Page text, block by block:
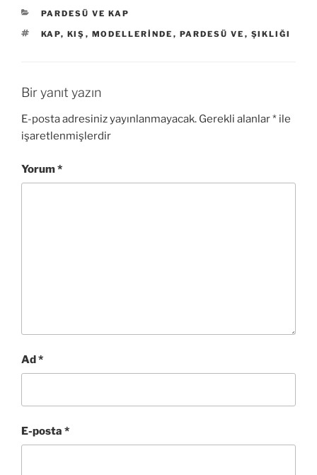
KATEGORILER
PARDESÜ VE KAP
ETIKETLER
KAP, KIŞ , MODELLERINDE , PARDESÜ VE , ŞIKLIĞI
Bir yanıt yazın
E-posta adresiniz yayınlanmayacak. Gerekli alanlar* ile
işaretlenmişlerdir
Yorum*
Ad*
E-posta *